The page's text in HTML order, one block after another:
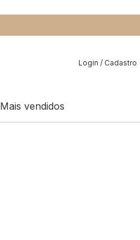
Login / Cadastro
Mais vendidos